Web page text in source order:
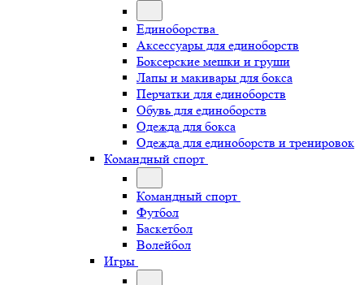
Единоборства
Аксессуары для единоборств
Боксерские мешки и груши
Лапы и макивары для бокса
Перчатки для единоборств
Обувь для единоборств
Одежда для бокса
Одежда для единоборств и тренировок
Командный спорт
Командный спорт
Футбол
Баскетбол
Волейбол
Игры